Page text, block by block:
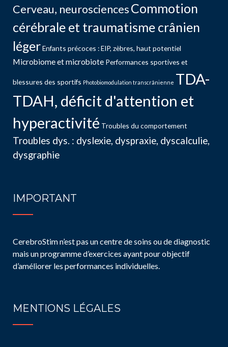
Cerveau, neurosciencesCommotion
cérébrale et traumatisme crânien
légerEnfants précoces : EIP, zèbres, haut potentiel
Microbiome et microbiote Performances sportives et
blessures des sportifs Photobiomodulation transcrânienne TDA-
TDAH, déficit d'attention et
hyperactivité Troubles du comportement
Troubles dys. : dyslexie, dyspraxie, dyscalculie,
dysgraphie
IMPORTANT
CerebroStim n’est pas un centre de soins ou de diagnostic
mais un programme d’exercices ayant pour objectif
d’améliorer les performances individuelles.
MENTIONS LÉGALES